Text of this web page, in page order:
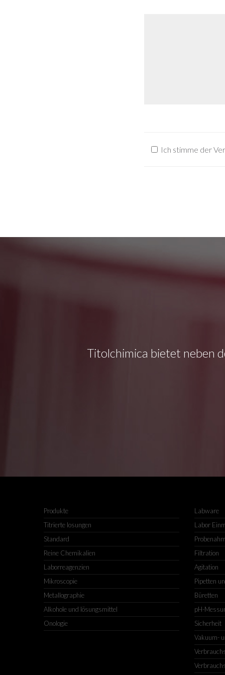
Ich stimme der
Titolchimica bietet neben
Produkte
Titrierte losungen
Standard
Reine Chemikalien
Laborreagenzien
Mikroscopie
Metallographie
Alkohole und lösungsmittel
Onologie
Labware
Labor
Filtration
Agitation
Pipetten
Büretten
pH-
Sicherheit
Vakuum-